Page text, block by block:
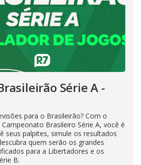
Série A -
para o Brasileirão? Com o
Brasileiro Série A, você é
seus palpites, simule os resultados
quem serão os grandes
para a Libertadores e os
B.